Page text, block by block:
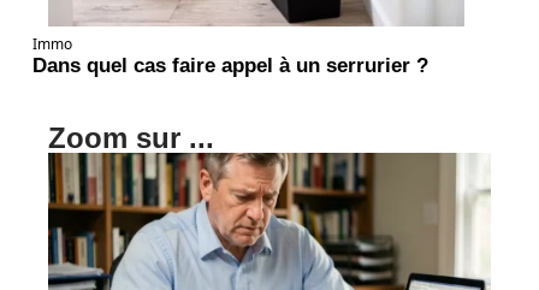
Immo
Dans quel cas faire appel à un serrurier ?
Zoom sur ...